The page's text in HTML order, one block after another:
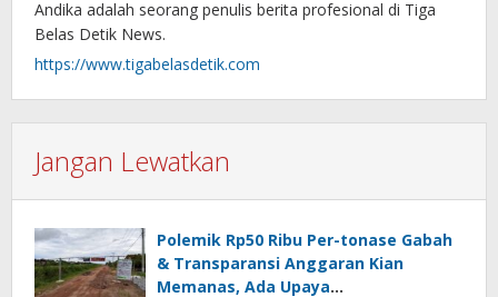
Andika adalah seorang penulis berita profesional di Tiga
Belas Detik News.
https://www.tigabelasdetik.com
Jangan Lewatkan
Polemik Rp50 Ribu Per-tonase Gabah
& Transparansi Anggaran Kian
Memanas, Ada Upaya